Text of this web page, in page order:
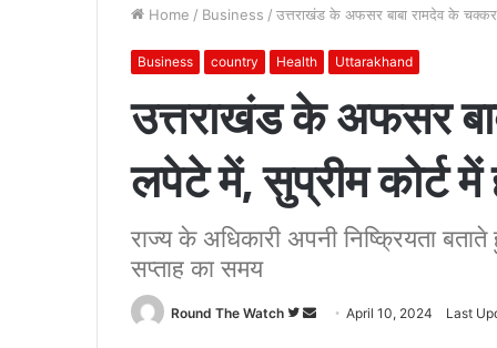
Home / Business / उत्तराखंड के अफसर बाबा रामदेव के
Business country Health Uttarakhand
उत्तराखंड के अफसर
लपेटे में, सुप्रीम कोर्ट
राज्य के अधिकारी अपनी निष्क्रियता
सप्ताह का समय
Round The Watch
Follow
SendApril 10, 2024 Last